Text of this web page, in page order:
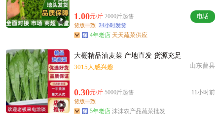
1.00元/斤 2000斤起售 电话
货版一致 24小时发货
4年老店 天天蔬菜供应
大棚精品油麦菜 产地直发 货源充足
3015人感兴趣
山东曹县
0.30元/斤 5000斤起售 11小时前
货版一致
5年老店 沫沫农产品蔬菜批发